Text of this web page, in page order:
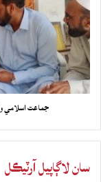
جماعت اسلامي
سان لاڳاپيل آرٽيڪل